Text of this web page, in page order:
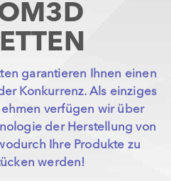
garantieren Ihnen einen
Konkurrenz. Als einziges
verfügen wir über
der Herstellung von
Ihre Produkte zu
werden!